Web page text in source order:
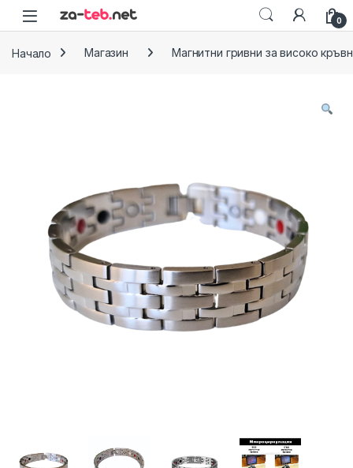
Skip to navigation
Skip to content
0
Начало Магазин Магнитни гривни за високо